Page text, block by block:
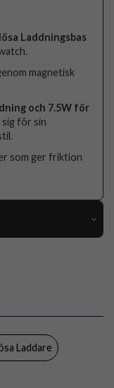
Laddningsbas
magnetisk
och 7.5W för
sig för sin
som ger friktion
Laddare